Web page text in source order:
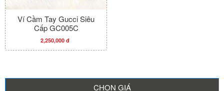
Ví Cầm Tay Gucci Siêu
Cấp GC005C
2,250,000 đ
CHỌN GIÁ